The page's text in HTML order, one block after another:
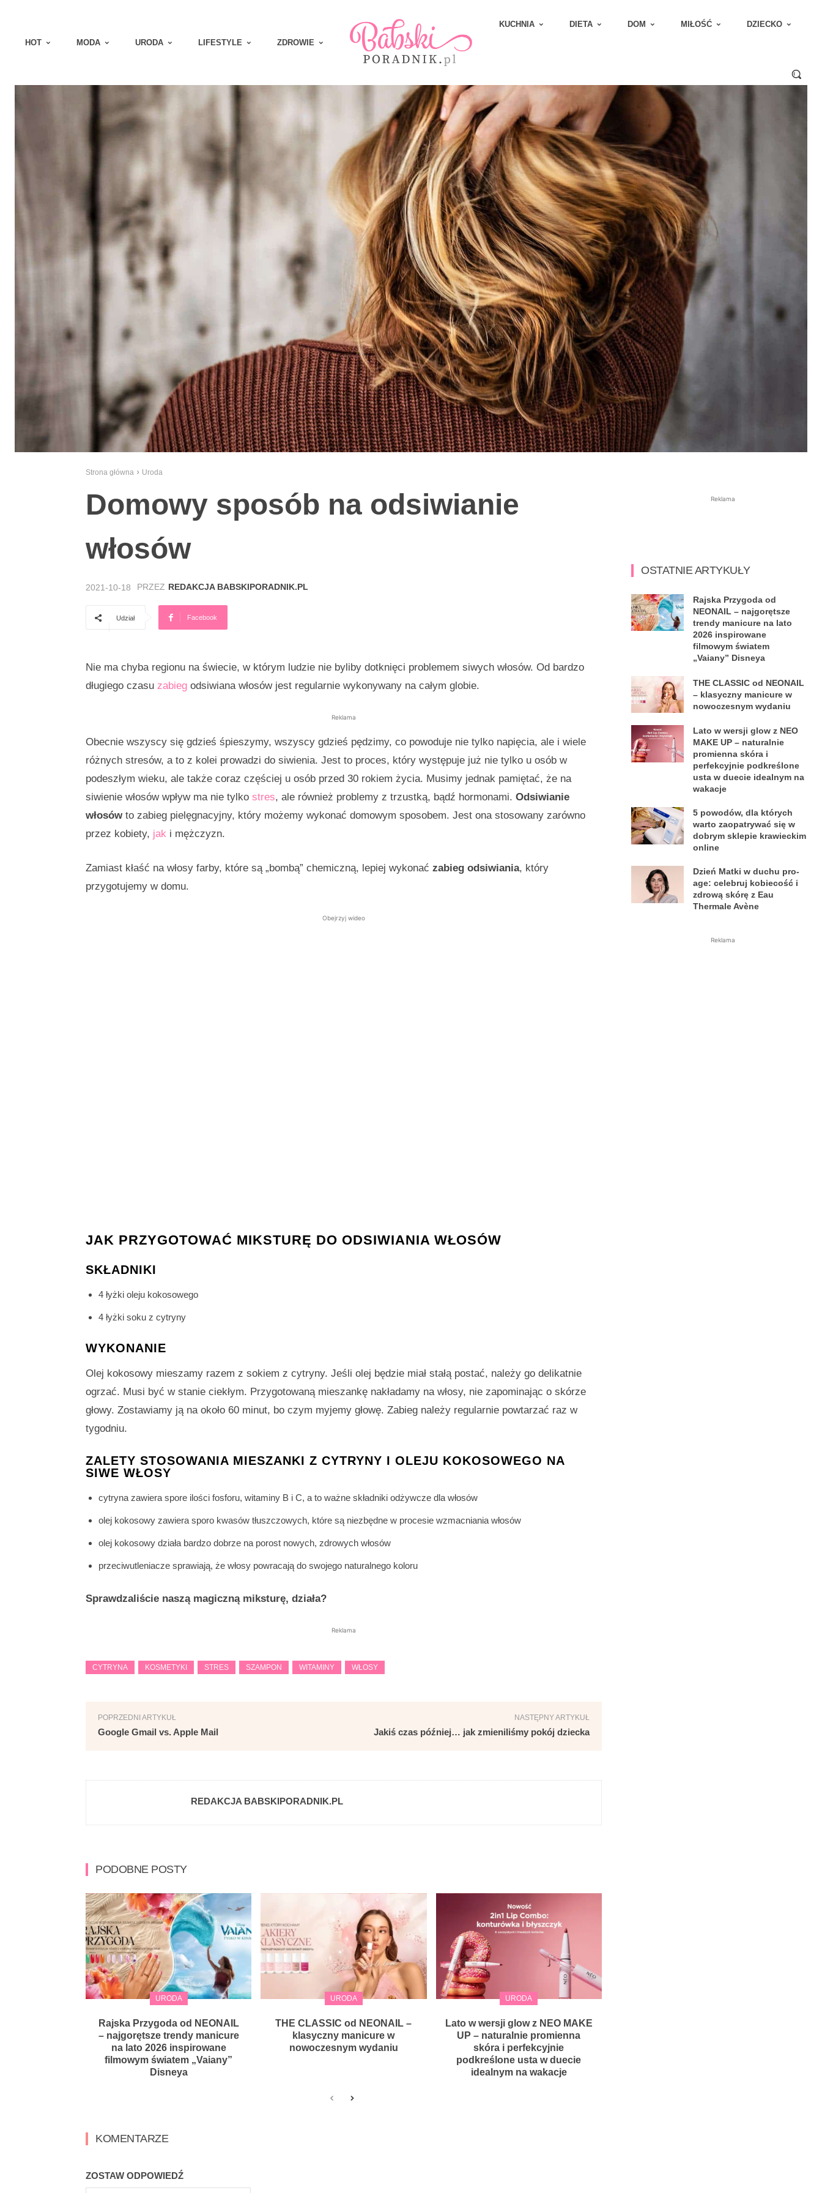
HOT MODA URODA LIFESTYLE ZDROWIE
KUCHNIA DIETA DOM MIŁOŚĆ DZIECKO
Strona główna Uroda
Domowy sposób na odsiwianie
włosów
2021-10-18 PRZEZ REDAKCJA BABSKIPORADNIK.PL
Udział Facebook
Nie ma chyba regionu na świecie, w którym ludzie nie byliby dotknięci problemem siwych włosów. Od bardzo
długiego czasu zabieg odsiwiana włosów jest regularnie wykonywany na całym globie.
Reklama
Obecnie wszyscy się gdzieś śpieszymy, wszyscy gdzieś pędzimy, co powoduje nie tylko napięcia, ale i wiele
różnych stresów, a to z kolei prowadzi do siwienia. Jest to proces, który występuje już nie tylko u osób w
podeszłym wieku, ale także coraz częściej u osób przed 30 rokiem życia. Musimy jednak pamiętać, że na
siwienie włosów wpływ ma nie tylko stres, ale również problemy z trzustką, bądź hormonami. Odsiwianie
włosów to zabieg pielęgnacyjny, który możemy wykonać domowym sposobem. Jest ona stosowany zarówno
przez kobiety, jak i mężczyzn.
Zamiast kłaść na włosy farby, które są „bombą” chemiczną, lepiej wykonać zabieg odsiwiania, który
przygotujemy w domu.
Obejrzyj wideo
JAK PRZYGOTOWAĆ MIKSTURĘ DO ODSIWIANIA WŁOSÓW
SKŁADNIKI
4 łyżki oleju kokosowego
4 łyżki soku z cytryny
WYKONANIE
Olej kokosowy mieszamy razem z sokiem z cytryny. Jeśli olej będzie miał stałą postać, należy go delikatnie
ogrzać. Musi być w stanie ciekłym. Przygotowaną mieszankę nakładamy na włosy, nie zapominając o skórze
głowy. Zostawiamy ją na około 60 minut, bo czym myjemy głowę. Zabieg należy regularnie powtarzać raz w
tygodniu.
ZALETY STOSOWANIA MIESZANKI Z CYTRYNY I OLEJU KOKOSOWEGO NA
SIWE WŁOSY
cytryna zawiera spore ilości fosforu, witaminy B i C, a to ważne składniki odżywcze dla włosów
olej kokosowy zawiera sporo kwasów tłuszczowych, które są niezbędne w procesie wzmacniania włosów
olej kokosowy działa bardzo dobrze na porost nowych, zdrowych włosów
przeciwutleniacze sprawiają, że włosy powracają do swojego naturalnego koloru
Sprawdzaliście naszą magiczną miksturę, działa?
Reklama
CYTRYNA KOSMETYKI STRES SZAMPON WITAMINY WŁOSY
POPRZEDNI ARTYKUŁ
Google Gmail vs. Apple Mail
NASTĘPNY ARTYKUŁ
Jakiś czas później… jak zmieniliśmy pokój dziecka
REDAKCJA BABSKIPORADNIK.PL
PODOBNE POSTY
URODA
Rajska Przygoda od NEONAIL
– najgorętsze trendy manicure
na lato 2026 inspirowane
filmowym światem „Vaiany”
Disneya
URODA
THE CLASSIC od NEONAIL –
klasyczny manicure w
nowoczesnym wydaniu
URODA
Lato w wersji glow z NEO MAKE
UP – naturalnie promienna
skóra i perfekcyjnie
podkreślone usta w duecie
idealnym na wakacje
KOMENTARZE
ZOSTAW ODPOWIEDŹ
Reklama
OSTATNIE ARTYKUŁY
Rajska Przygoda od
NEONAIL – najgorętsze
trendy manicure na lato
2026 inspirowane
filmowym światem
„Vaiany” Disneya
THE CLASSIC od NEONAIL
– klasyczny manicure w
nowoczesnym wydaniu
Lato w wersji glow z NEO
MAKE UP – naturalnie
promienna skóra i
perfekcyjnie podkreślone
usta w duecie idealnym na
wakacje
5 powodów, dla których
warto zaopatrywać się w
dobrym sklepie krawieckim
online
Dzień Matki w duchu pro-
age: celebruj kobiecość i
zdrową skórę z Eau
Thermale Avène
Reklama